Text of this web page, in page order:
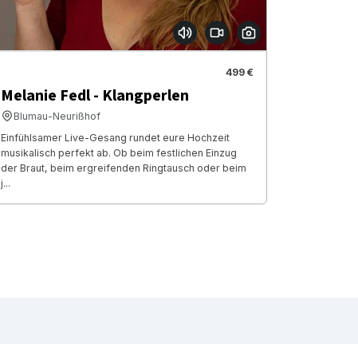
499 €
Melanie Fedl - Klangperlen
Blumau-Neurißhof
Einfühlsamer Live-Gesang rundet eure Hochzeit
musikalisch perfekt ab. Ob beim festlichen Einzug
der Braut, beim ergreifenden Ringtausch oder beim
j...